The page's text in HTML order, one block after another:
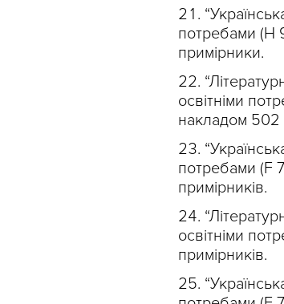
потребами (Н
примірники.
освітніми
накладом 502
потребами (F
примірників.
освітніми
примірників.